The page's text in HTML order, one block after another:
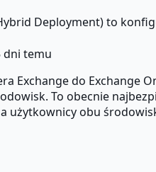
Deployment) to
dni temu
Exchange do Exchange
To obecnie
użytkownicy obu